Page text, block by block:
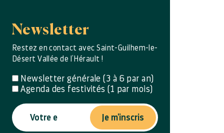
Newsletter
Restez en contact avec Saint-Guilhem-le-
Désert Vallée de l’Hérault !
Newsletter générale (3 à 6 par an)
Agenda des festivités (1 par mois)
Je m'inscris